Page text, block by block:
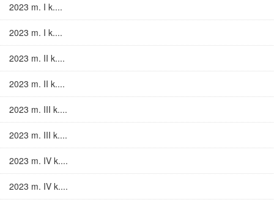
2023 m. I k....
2023 m. I k....
2023 m. II k....
2023 m. II k....
2023 m. III k....
2023 m. III k....
2023 m. IV k....
2023 m. IV k....